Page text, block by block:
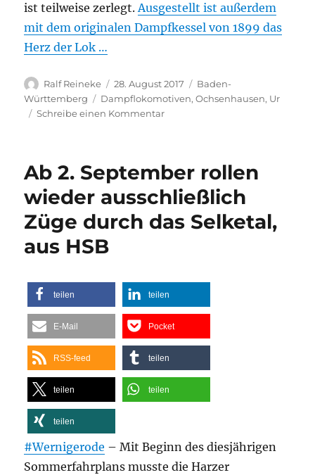
ist teilweise zerlegt.Ausgestellt ist außerdem
mit dem originalen Dampfkessel von 1899 das
Herz der Lok …
Autor
Ralf Reineke
Veröffentlicht
am
28. August 2017 Kategorien
Baden-
Württemberg
Schlagwörter
Dampflokomotiven,Ochsenhausen, Ur
Schreibe einen Kommentarzu
beim
Bahnhofsfest
Öchsle-
Schmalspurbahnverein
lädt
Denkmals
ein,
aus
schwaebische.de
Ab 2. September rollen
wieder ausschließlich
Züge durch das Selketal,
aus HSB
teilen teilen
E-Mail Pocket
RSS-feed teilen
teilen teilen
teilen
#Wernigerode – Mit Beginn des diesjährigen
Sommerfahrplans musste die Harzer